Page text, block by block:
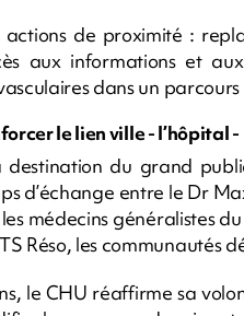
actions de proximité :
aux informations et
dans un parcours
le lien ville - l’hôpital -
destination du grand
d’échange entre le Dr
médecins généralistes
Réso, les communautés
le CHU réaffirme sa